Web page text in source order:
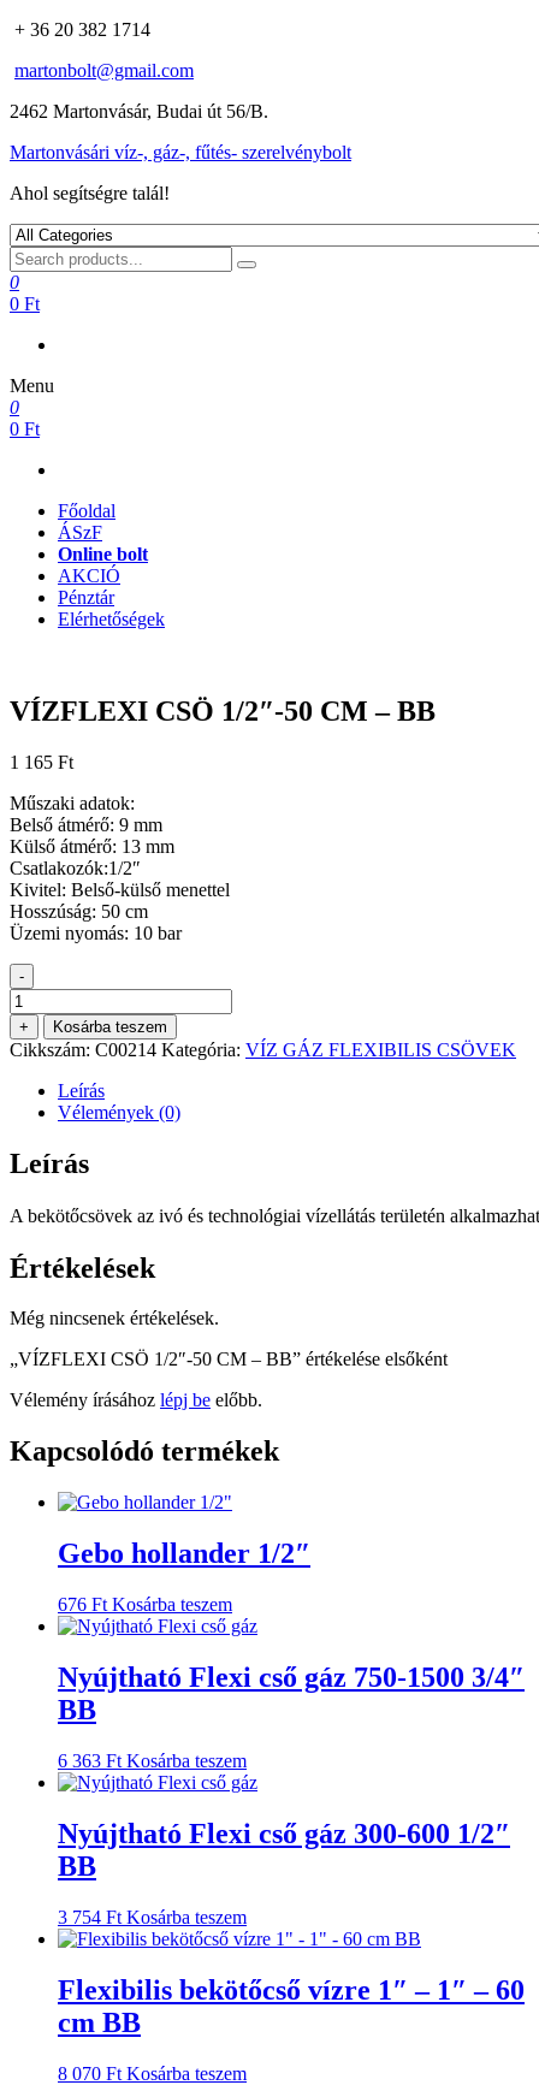
+ 36 20 382 1714
martonbolt@gmail.com
2462 Martonvásár, Budai út 56/B.
Martonvásári víz-, gáz-, fűtés- szerelvénybolt
Ahol segítségre talál!
0
0 Ft
Menu
0
0 Ft
Főoldal
ÁSzF
Online bolt
AKCIÓ
Pénztár
Elérhetőségek
VÍZFLEXI CSÖ 1/2″-50 CM – BB
1 165 Ft
Műszaki adatok:
Belső átmérő: 9 mm
Külső átmérő: 13 mm
Csatlakozók:1/2″
Kivitel: Belső-külső menettel
Hosszúság: 50 cm
Üzemi nyomás: 10 bar
-
VÍZFLEXI
CSÖ
1/2"-50
CM
mennyiség
+ Kosárba teszem
Cikkszám: C00214 Kategória: VÍZ GÁZ FLEXIBILIS CSÖVEK
Leírás
Vélemények (0)
Leírás
A bekötőcsövek az ivó és technológiai vízellátás területén
Értékelések
Még nincsenek értékelések.
„VÍZFLEXI CSÖ 1/2″-50 CM – BB” értékelése elsőként
Vélemény írásához lépj be előbb.
Kapcsolódó termékek
Gebo hollander 1/2″
676 Ft Kosárba teszem
Nyújtható Flexi cső gáz 750-1500 3/4″
BB
6 363 Ft Kosárba teszem
Nyújtható Flexi cső gáz 300-600 1/2″
BB
3 754 Ft Kosárba teszem
Flexibilis bekötőcső vízre 1″ – 1″ – 60
cm BB
8 070 Ft Kosárba teszem